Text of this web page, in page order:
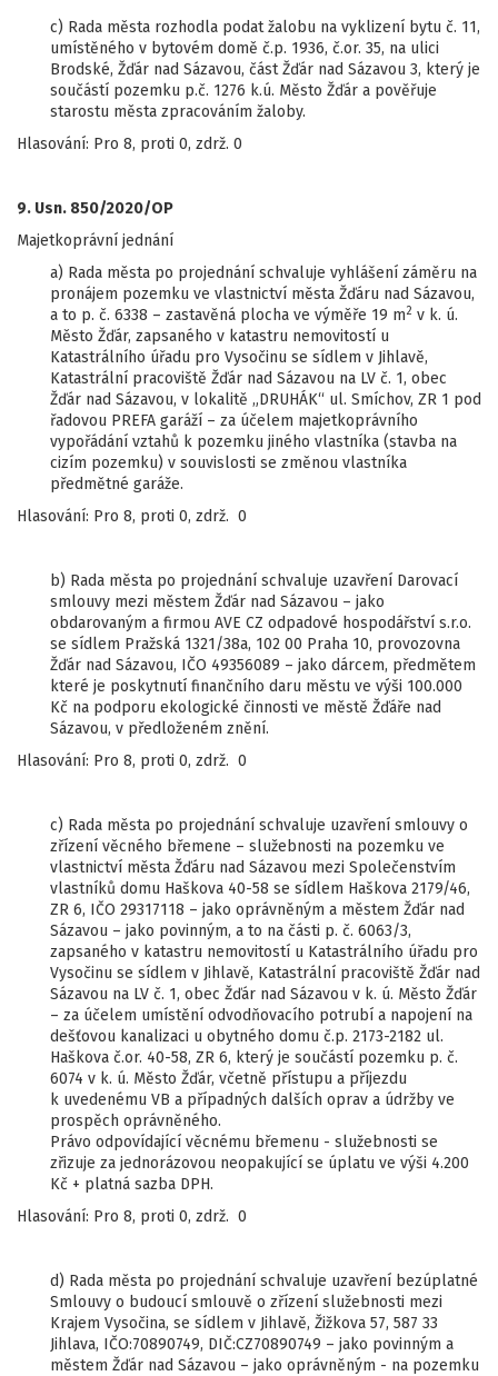
c) Rada města rozhodla podat žalobu na vyklizení bytu č. 11,
umístěného v bytovém domě č.p. 1936, č.or. 35, na ulici
Brodské, Žďár nad Sázavou, část Žďár nad Sázavou 3, který je
součástí pozemku p.č. 1276 k.ú. Město Žďár a pověřuje
starostu města zpracováním žaloby.
Hlasování: Pro 8, proti 0, zdrž. 0
9. Usn. 850/2020/OP
Majetkoprávní jednání
a) Rada města po projednání schvaluje vyhlášení záměru na
pronájem pozemku ve vlastnictví města Žďáru nad Sázavou,
a to p. č. 6338 – zastavěná plocha ve výměře 19 m2 v k. ú.
Město Žďár, zapsaného v katastru nemovitostí u
Katastrálního úřadu pro Vysočinu se sídlem v Jihlavě,
Katastrální pracoviště Žďár nad Sázavou na LV č. 1, obec
Žďár nad Sázavou, v lokalitě „DRUHÁK“ ul. Smíchov, ZR 1 pod
řadovou PREFA garáží – za účelem majetkoprávního
vypořádání vztahů k pozemku jiného vlastníka (stavba na
cizím pozemku) v souvislosti se změnou vlastníka
předmětné garáže.
Hlasování: Pro 8, proti 0, zdrž. 0
b) Rada města po projednání schvaluje uzavření Darovací
smlouvy mezi městem Žďár nad Sázavou – jako
obdarovaným a firmou AVE CZ odpadové hospodářství s.r.o.
se sídlem Pražská 1321/38a, 102 00 Praha 10, provozovna
Žďár nad Sázavou, IČO 49356089 – jako dárcem, předmětem
které je poskytnutí finančního daru městu ve výši 100.000
Kč na podporu ekologické činnosti ve městě Žďáře nad
Sázavou, v předloženém znění.
Hlasování: Pro 8, proti 0, zdrž. 0
c) Rada města po projednání schvaluje uzavření smlouvy o
zřízení věcného břemene – služebnosti na pozemku ve
vlastnictví města Žďáru nad Sázavou mezi Společenstvím
vlastníků domu Haškova 40-58 se sídlem Haškova 2179/46,
ZR 6, IČO 29317118 – jako oprávněným a městem Žďár nad
Sázavou – jako povinným, a to na části p. č. 6063/3,
zapsaného v katastru nemovitostí u Katastrálního úřadu pro
Vysočinu se sídlem v Jihlavě, Katastrální pracoviště Žďár nad
Sázavou na LV č. 1, obec Žďár nad Sázavou v k. ú. Město Žďár
– za účelem umístění odvodňovacího potrubí a napojení na
dešťovou kanalizaci u obytného domu č.p. 2173-2182 ul.
Haškova č.or. 40-58, ZR 6, který je součástí pozemku p. č.
6074 v k. ú. Město Žďár, včetně přístupu a příjezdu
k uvedenému VB a případných dalších oprav a údržby ve
prospěch oprávněného.
Právo odpovídající věcnému břemenu - služebnosti se
zřizuje za jednorázovou neopakující se úplatu ve výši 4.200
Kč + platná sazba DPH.
Hlasování: Pro 8, proti 0, zdrž. 0
d) Rada města po projednání schvaluje uzavření bezúplatné
Smlouvy o budoucí smlouvě o zřízení služebnosti mezi
Krajem Vysočina, se sídlem v Jihlavě, Žižkova 57, 587 33
Jihlava, IČO:70890749, DIČ:CZ70890749 – jako povinným a
městem Žďár nad Sázavou – jako oprávněným - na pozemku